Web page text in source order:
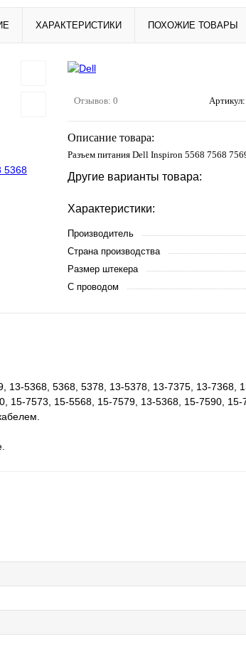
ХАРАКТЕРИСТИКИ ПОХОЖИЕ ТОВАРЫ
Отзывов: 0 Артикул:
Описание товара:
Разъем питания Dell Inspiron 5568 7568
Другие варианты товара:
Характеристики:
Производитель
Страна производства
Размер штекера
С проводом
13-5368, 5368, 5378, 13-5378, 13-7375, 13-7368,
15-7573, 15-5568, 15-7579, 13-5368, 15-7590, 15-